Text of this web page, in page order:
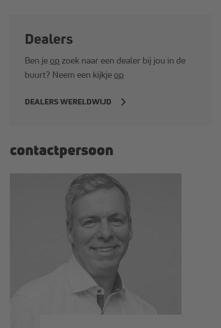
Dealers
Ben je op zoek naar een dealer bij jou in de
buurt? Neem een kijkje op
DEALERS WERELDWIJD
contactpersoon